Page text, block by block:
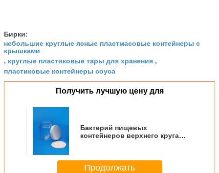
Бирки:
небольшие круглые ясные пластмасовые контейнеры с
крышками
, круглые пластиковые тары для хранения ,
пластиковые контейнеры соуса
Получить лучшую цену для
Бактерий пищевых
контейнеров верхнего круга
изготовленная на заказ
Продолжать